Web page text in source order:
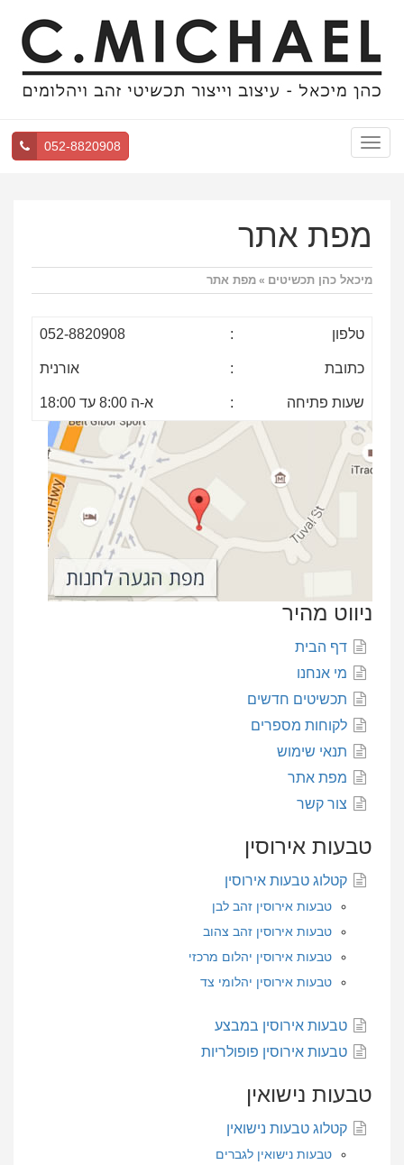
Toggle
navigation
052-8820908
מפת אתר
מיכאל כהן תכשיטים » מפת אתר
טלפון :
052-8820908
כתובת : אורנית
שעות פתיחה : א-ה 8:00 עד 18:00
ניווט מהיר
דף הבית
מי אנחנו
תכשיטים חדשים
לקוחות מספרים
תנאי שימוש
מפת אתר
צור קשר
טבעות אירוסין
קטלוג טבעות אירוסין
טבעות אירוסין זהב לבן
טבעות אירוסין זהב צהוב
טבעות אירוסין יהלום מרכזי
טבעות אירוסין יהלומי צד
טבעות אירוסין במבצע
טבעות אירוסין פופולריות
טבעות נישואין
קטלוג טבעות נישואין
טבעות נישואין לגברים